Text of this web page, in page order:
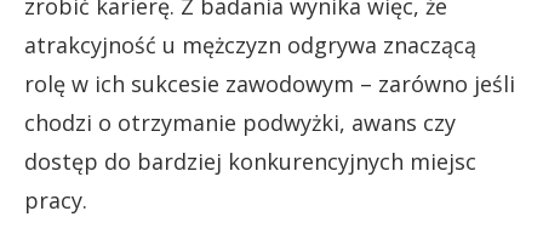
atrakcyjność u mężczyzn odgrywa znaczącą
rolę w ich sukcesie zawodowym – zarówno jeśli
chodzi o otrzymanie podwyżki, awans czy
dostęp do bardziej konkurencyjnych miejsc
pracy.